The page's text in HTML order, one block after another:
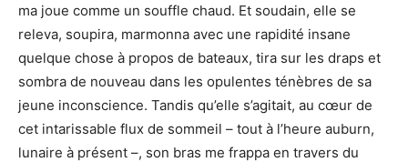
ma joue comme un souffle chaud. Et soudain, elle se
releva, soupira, marmonna avec une rapidité insane
quelque chose à propos de bateaux, tira sur les draps et
sombra de nouveau dans les opulentes ténèbres de sa
jeune inconscience. Tandis qu’elle s’agitait, au cœur de
cet intarissable flux de sommeil – tout à l’heure auburn,
lunaire à présent –, son bras me frappa en travers du